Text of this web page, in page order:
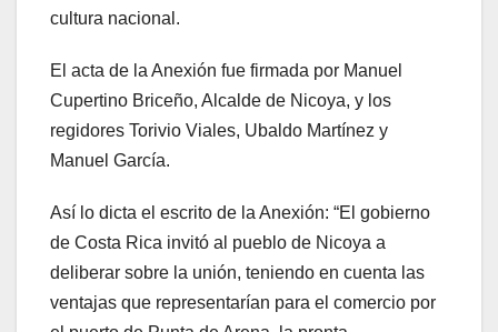
cultura nacional.
El acta de la Anexión fue firmada por Manuel
Cupertino Briceño, Alcalde de Nicoya, y los
regidores Torivio Viales, Ubaldo Martínez y
Manuel García.
Así lo dicta el escrito de la Anexión: “El gobierno
de Costa Rica invitó al pueblo de Nicoya a
deliberar sobre la unión, teniendo en cuenta las
ventajas que representarían para el comercio por